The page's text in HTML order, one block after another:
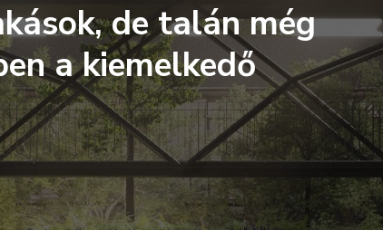
de talán még
a kiemelkedő